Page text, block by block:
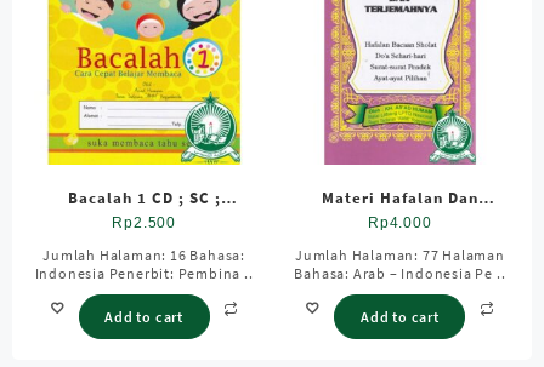
Bacalah 1 CD ; SC ;
Standar
Rp2.500
Jumlah Halaman: 16 Bahasa:
Indonesia Penerbit: Pembina ..
Add to cart
Materi Hafalan Dan
Terjemah TKA – TPA
Rp4.000
Jumlah Halaman: 77 Halaman
Bahasa: Arab – Indonesia Pe ..
Add to cart